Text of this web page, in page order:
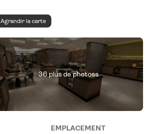
Agrandir la carte
36 plus de photoss
EMPLACEMENT